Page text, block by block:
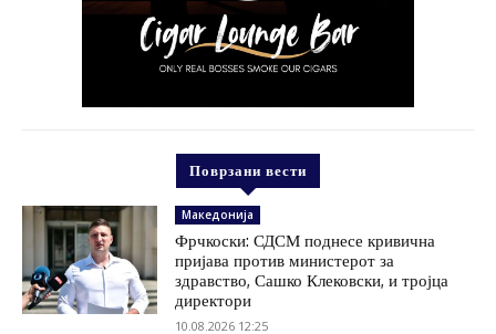
Поврзани вести
Македонија
Фрчкоски: СДСМ поднесе кривична
пријава против министерот за
здравство, Сашко Клековски, и тројца
директори
10.08.2026 12:25